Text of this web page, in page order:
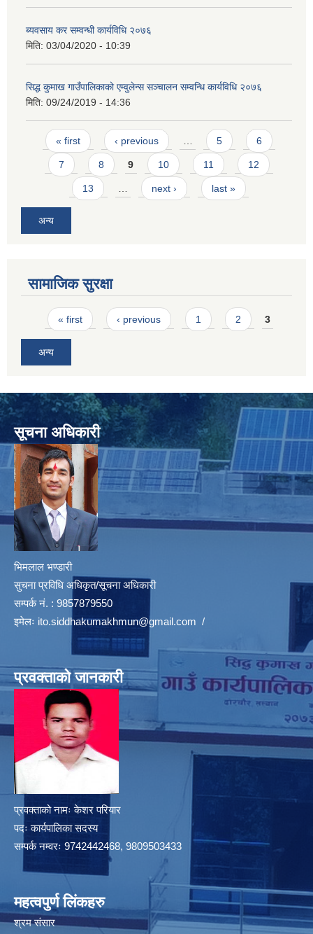
ब्यवसाय कर सम्वन्धी कार्यविधि २०७६
मिति: 03/04/2020 - 10:39
सिद्ध कुमाख गाउँपालिकाको एम्वुलेन्स सञ्चालन सम्वन्धि कार्यविधि २०७६
मिति: 09/24/2019 - 14:36
Pages
« first ‹ previous 5 6
7 8 9 10 11 12
13 next › last »
अन्य
सामाजिक सुरक्षा
Pages
« first ‹ previous 1 2 3
अन्य
सूचना अधिकारी
भिमलाल भण्डारी
सुचना प्रविधि अधिकृत/सूचना अधिकारी
सम्पर्क नं. : 9857879550
इमेलः ito.siddhakumakhmun@gmail.com /
प्रवक्ताको जानकारी
प्रवक्ताको नामः केशर परियार
पदः कार्यपालिका सदस्य
सम्पर्क नम्वरः 9742442468, 9809503433
महत्वपुर्ण लिंकहरु
श्रम संसार